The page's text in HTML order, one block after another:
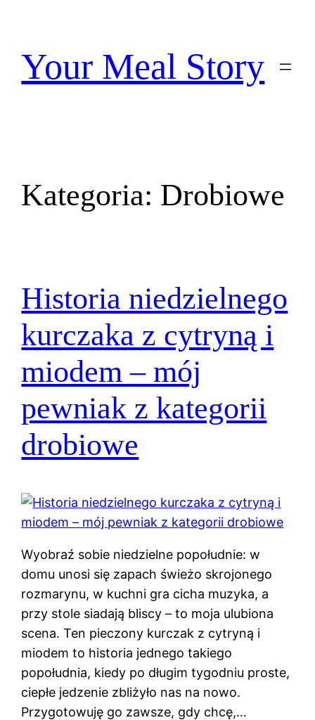
treściYour Meal Story
Kategoria: Drobiowe
Historia niedzielnego
kurczaka z cytryną i
miodem – mój
pewniak z kategorii
drobiowe
Wyobraź sobie niedzielne popołudnie: w
domu unosi się zapach świeżo skrojonego
rozmarynu, w kuchni gra cicha muzyka, a
przy stole siadają bliscy – to moja ulubiona
scena. Ten pieczony kurczak z cytryną i
miodem to historia jednego takiego
popołudnia, kiedy po długim tygodniu proste,
ciepłe jedzenie zbliżyło nas na nowo.
Przygotowuję go zawsze, gdy chcę,…